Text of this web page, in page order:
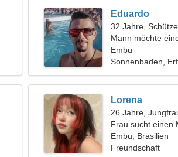
Eduardo
32 Jahre, Schütze
Mann möchte
Embu
Sonnenbaden,
Lorena
26 Jahre,
Frau sucht einen
Embu, Brasilien
Freundschaft